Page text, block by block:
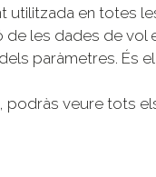
utilitzada en totes
de les dades de vol
paràmetres. És el
podràs veure tots